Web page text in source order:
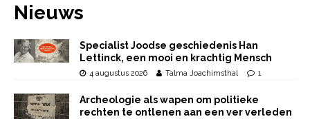
Nieuws
Specialist Joodse geschiedenis Han
Lettinck, een mooi en krachtig Mensch
4 augustus 2026 Talma Joachimsthal 1
Archeologie als wapen om politieke
rechten te ontlenen aan een ver verleden